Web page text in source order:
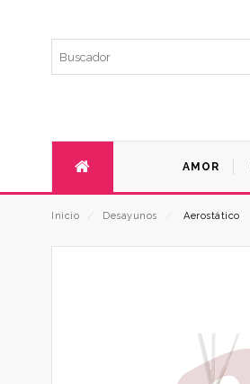
AMOR
Inicio Desayunos Aerostático